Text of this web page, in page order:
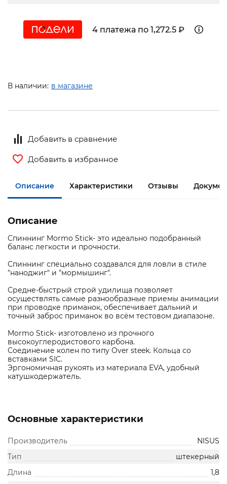
4 платежа по 1,272.5 ₽
В наличии: в магазине
Добавить в сравнение
Добавить в избранное
Описание Характеристики Отзывы
Описание
Спиннинг Mormo Stick- это идеально подобранный
баланс легкости и прочности.
Спиннинг специально создавался для ловли в стиле
"наноджиг" и "мормышинг".
Средне-быстрый строй удилища позволяет
осуществлять самые разнообразные приемы анимации
при проводке приманок, обеспечивает дальний и
точный заброс приманок во всём тестовом диапазоне.
Mormo Stick- изготовлено из прочного
высокоуглеродистового карбона.
Соединение колен по типу Over steek. Кольца со
вставками SIC.
Эргономичная рукоять из материала EVA, удобный
катушкодержатель.
Основные характеристики
Производитель
NISUS
Тип
штекерный
Длина
1,8